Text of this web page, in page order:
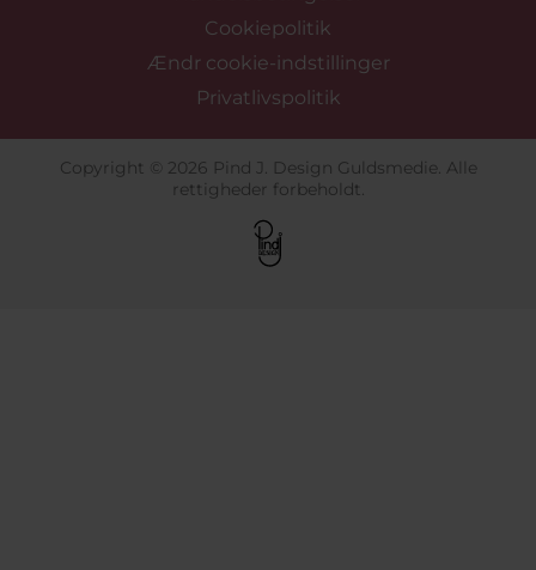
Cookiepolitik
Ændr cookie-indstillinger
Privatlivspolitik
Copyright © 2026 Pind J. Design Guldsmedie. Alle
rettigheder forbeholdt.